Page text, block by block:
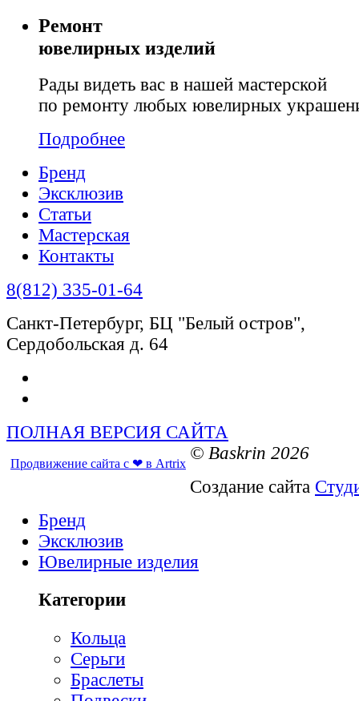
Ремонт
ювелирных изделий
Рады видеть вас в нашей мастерской
по ремонту любых ювелирных
Подробнее
Бренд
Эксклюзив
Статьи
Мастерская
Контакты
8(812) 335-01-64
Санкт-Петербург, БЦ "Белый остров",
Сердобольская д. 64
ПОЛНАЯ ВЕРСИЯ САЙТА
© Baskrin 2026
Продвижение сайта с ❤ в Artrix
Создание сайта
Бренд
Эксклюзив
Ювелирные изделия
Категории
Кольца
Серьги
Браслеты